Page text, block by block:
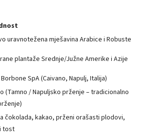
uravnotežena mješavina Arabice i Robuste
plantaže Srednje/Južne Amerike i Azije
SpA (Caivano, Napulj, Italija)
(Tamno / Napuljsko prženje – tradicionalno
čokolada, kakao, prženi orašasti plodovi,
tost